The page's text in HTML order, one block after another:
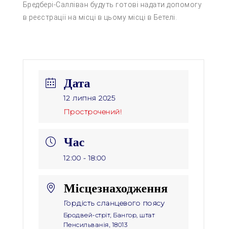
Бредбері-Салліван будуть готові надати допомогу
в реєстрації на місці в цьому місці в Бетелі.
Дата
12 липня 2025
Прострочений!
Час
12:00 - 18:00
Місцезнаходження
Гордість сланцевого поясу
Бродвей-стріт, Бангор, штат
Пенсильванія, 18013